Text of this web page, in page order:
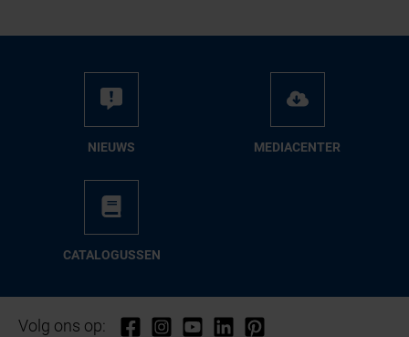
NIEUWS ME­DIA­CEN­TER
CA­TA­LO­GUS­SEN
Volg ons op: